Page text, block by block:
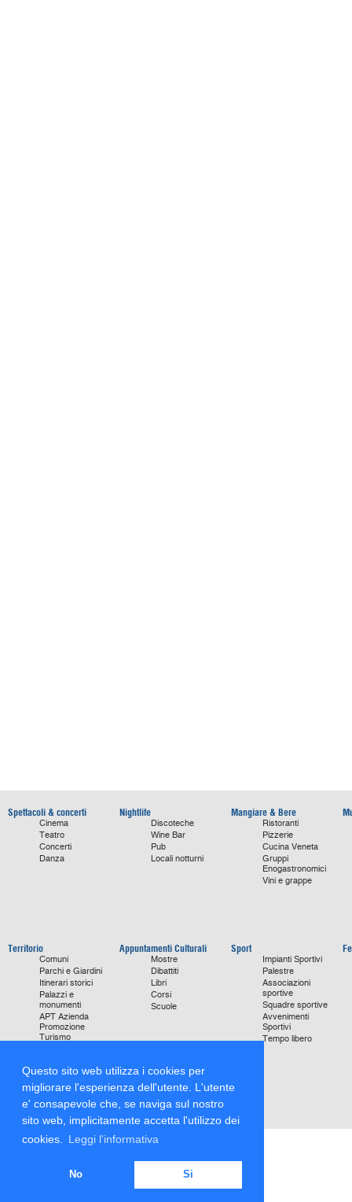
Questo sito web utilizza i cookies per
migliorare l'esperienza dell'utente. L'utente
e' consapevole che, se naviga sul nostro
sito web, implicitamente accetta l'utilizzo dei
cookies.
Leggi l'informativa
No Si
Spettacoli & concerti
Cinema
Teatro
Concerti
Danza
Nightlife
Discoteche
Wine Bar
Pub
Locali notturni
Mangiare & Bere
Ristoranti
Pizzerie
Cucina Veneta
Gruppi
Enogastronomici
Vini e grappe
Territorio
Comuni
Parchi e Giardini
Itinerari storici
Palazzi e
monumenti
APT Azienda
Promozione
Turismo
monumentali
Storie di Successo
Focus on
Appuntamenti Culturali
Mostre
Dibattiti
Libri
Corsi
Scuole
Sport
Impianti Sportivi
Palestre
Associazioni
sportive
Squadre sportive
Avvenimenti
Sportivi
Tempo libero